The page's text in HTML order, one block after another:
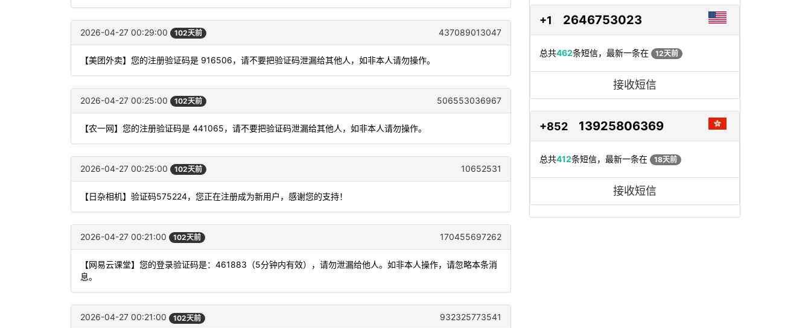
2026-04-27 00:29:00 102天前 437089013047
【美团外卖】您的注册验证码是 916506，请不要把验证码泄漏给其他人，如非本人请勿操作。
2026-04-27 00:25:00 102天前 506553036967
【农一网】您的注册验证码是 441065，请不要把验证码泄漏给其他人，如非本人请勿操作。
2026-04-27 00:25:00 102天前 10652531
【日杂相机】验证码575224，您正在注册成为新用户，感谢您的支持！
2026-04-27 00:21:00 102天前 170455697262
【网易云课堂】您的登录验证码是：461883（5分钟内有效），请勿泄漏给他人。如非本人操作，请忽略本条消
息。
2026-04-27 00:21:00 102天前 932325773541
+1 2646753023
总共462条短信，最新一条在 12天前
接收短信
+852 13925806369
总共412条短信，最新一条在 18天前
接收短信